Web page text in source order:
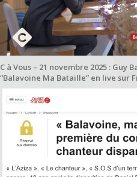
C à Vous – 21 novembre 2025 : Guy
“Balavoine Ma Bataille” en live sur